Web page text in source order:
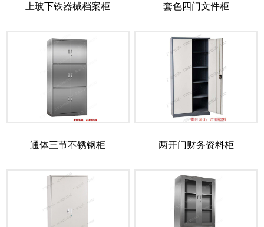
上玻下铁器械档案柜 套色四门文件柜
通体三节不锈钢柜 两开门财务资料柜